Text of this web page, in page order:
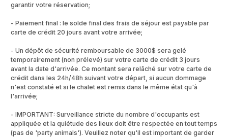
garantir votre réservation;
- Paiement final : le solde final des frais de séjour est payable par
carte de crédit 20 jours avant votre arrivée;
- Un dépôt de sécurité remboursable de 3000$ sera gelé
temporairement (non prélevé) sur votre carte de crédit 3 jours
avant la date d'arrivée. Ce montant sera relâché sur votre carte de
crédit dans les 24h/48h suivant votre départ, si aucun dommage
n'est constaté et si le chalet est remis dans le même état qu'à
l'arrivée;
- IMPORTANT: Surveillance stricte du nombre d'occupants est
appliquée et la quiétude des lieux doit être respectée en tout temps
(pas de 'party animals'). Veuillez noter qu'il est important de garder